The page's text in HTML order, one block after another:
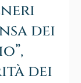
dei
dei